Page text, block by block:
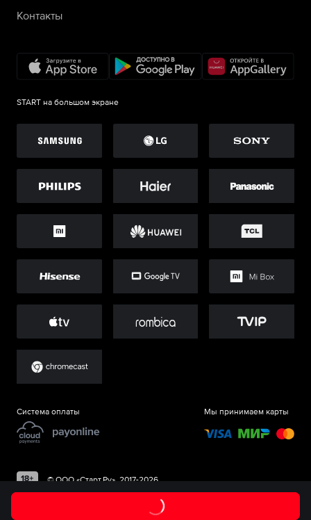
Контакты
START на большом экране
Система оплаты Мы принимаем карты
©ООО «Старт.Ру», 2017-2026